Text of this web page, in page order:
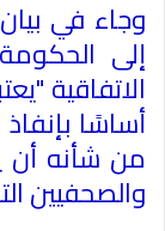
وجاء في
إلى
الاتفاقية
أساسًا
من شأنه أن
والصحفيين